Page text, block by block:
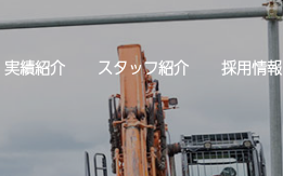
実績紹介 スタッフ紹介 採用情報